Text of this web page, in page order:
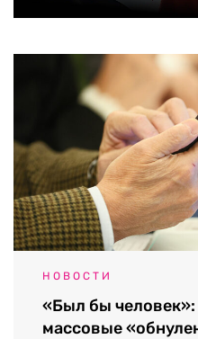
НОВОСТИ
«Был бы
массовые